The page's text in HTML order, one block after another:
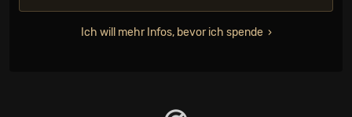
Ich will mehr Infos, bevor ich spende